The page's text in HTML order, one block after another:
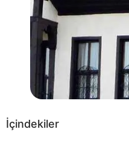
İçindekiler